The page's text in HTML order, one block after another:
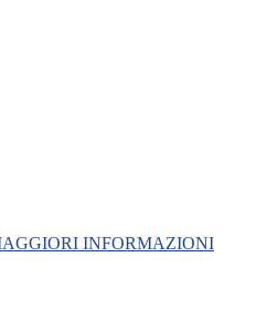
INFORMAZIONI